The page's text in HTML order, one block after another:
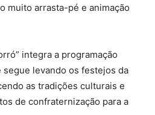
muito arrasta-pé e animação
integra a programação
levando os festejos da
as tradições culturais e
de confraternização para a